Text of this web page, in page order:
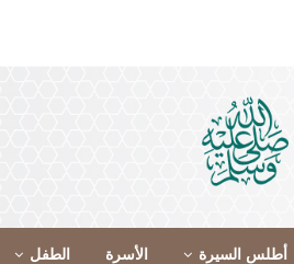
أطلس السيرة الأسرة الطفل